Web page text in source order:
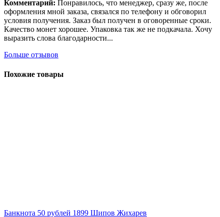
Комментарий: Понравилось, что менеджер, сразу же, после
оформления мной заказа, связался по телефону и обговорил
условия получения. Заказ был получен в оговоренные сроки.
Качество монет хорошее. Упаковка так же не подкачала. Хочу
выразить слова благодарности...
Больше отзывов
Похожие товары
Банкнота 50 рублей 1899 Шипов Жихарев